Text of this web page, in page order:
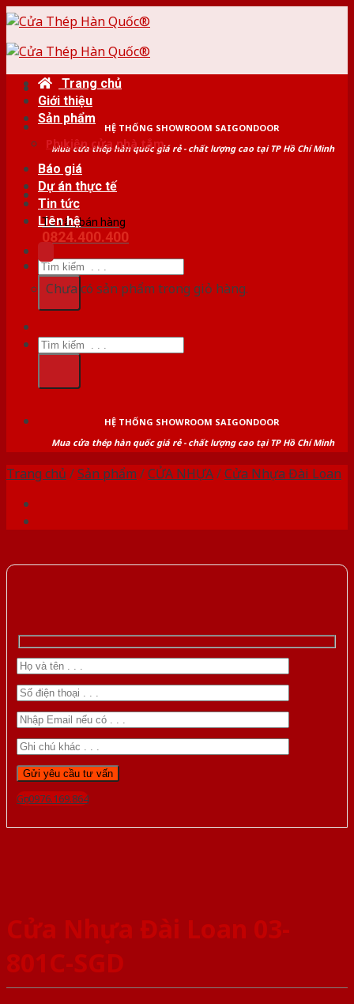
Skip
content
HỆ THỐNG SHOWROOM SAIGONDOOR
Mua cửa thép hàn quốc giá rẻ - chất lượng cao tại TP Hồ Chí Minh
Tư vấn bán hàng
0824.400.400
Tìm
kiếm:
Trang chủ
Giới thiệu
Sản phẩm
Phụ kiện cửa nhà tắm
Báo giá
Dự án thực tế
Tin tức
Liên hệ
Chưa có sản phẩm trong giỏ hàng.
Tìm
kiếm:
HỆ THỐNG SHOWROOM SAIGONDOOR
Mua cửa thép hàn quốc giá rẻ - chất lượng cao tại TP Hồ Chí Minh
Trang chủ /Sản phẩm /CỬA NHỰA/Cửa Nhựa Đài Loan
Gọi 0976.169.864
Cửa Nhựa Đài Loan 03-
801C-SGD